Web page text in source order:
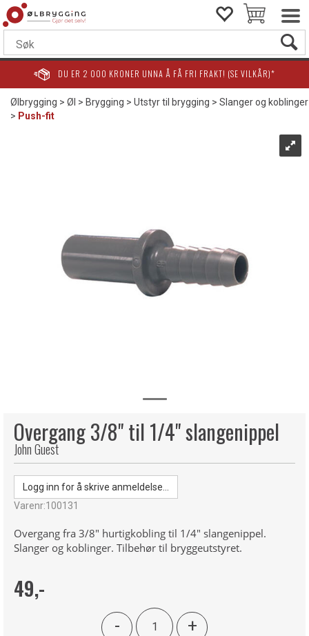
DU ER 2 000 KRONER UNNA Å FÅ FRI FRAKT! (SE VILKÅR)*
Ølbrygging>Øl >Brygging>Utstyr til brygging>Slanger og koblinger
> Push-fit
Overgang 3/8" til 1/4" slangenippel
John Guest
Logg inn for å skrive anmeldelse...
Varenr:100131
Overgang fra 3/8" hurtigkobling til 1/4" slangenippel.
Slanger og koblinger. Tilbehør til bryggeutstyret.
49,-
- +